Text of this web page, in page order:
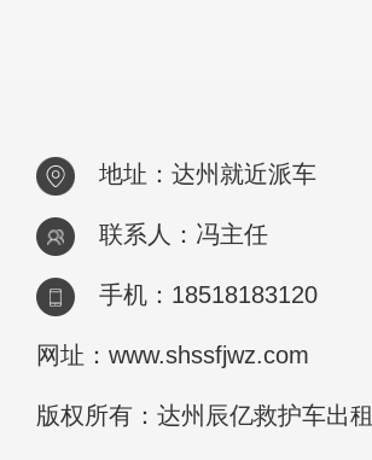
地址：达州就近派车
联系人：冯主任
手机：18518183120
网址：www.shssfjwz.com
版权所有：达州辰亿救护车出租